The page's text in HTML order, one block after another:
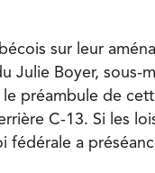
sur leur
Julie Boyer, sous-
préambule de
C-13. Si les
fédérale a